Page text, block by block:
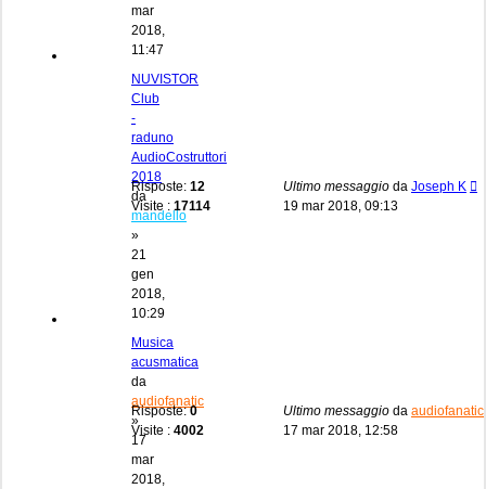
mar
2018,
11:47
NUVISTOR
Club
-
raduno
AudioCostruttori
2018
da
mandello
»
21
gen
2018,
10:29
Risposte: 12
Visite : 17114
Ultimo messaggio da Joseph K
19 mar 2018, 09:13
Musica
acusmatica
da
audiofanatic
»
17
mar
2018,
Risposte:0
Visite : 4002
Ultimo messaggio da audiofanatic
17 mar 2018, 12:58